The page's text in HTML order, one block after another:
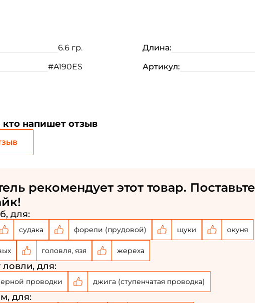
6.6 гр. Длина:
#A190ES Артикул:
напишет отзыв
рекомендует этот товар. Поставьте
для:
судака форели (прудовой) щуки окуня
головля, язя жереха
для:
проводки джига (ступенчатая проводка)
для: